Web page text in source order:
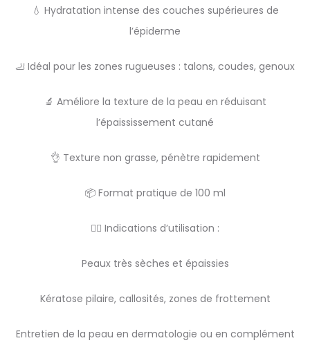
💧 Hydratation intense des couches supérieures de
l’épiderme
🦶 Idéal pour les zones rugueuses : talons, coudes, genoux
🔬 Améliore la texture de la peau en réduisant
l’épaississement cutané
👌 Texture non grasse, pénètre rapidement
📦 Format pratique de 100 ml
👨‍⚕️ Indications d’utilisation :
Peaux très sèches et épaissies
Kératose pilaire, callosités, zones de frottement
Entretien de la peau en dermatologie ou en complément